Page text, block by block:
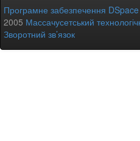
Програмне забезпечення DSpace
2005 Массачусетський
Зворотний зв’язок